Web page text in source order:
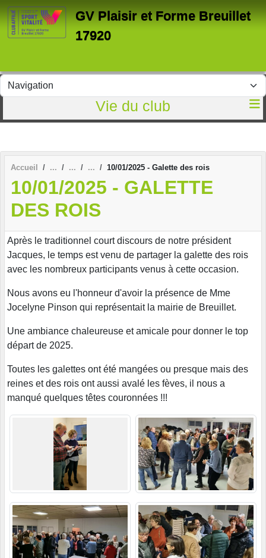
GV Plaisir et Forme Breuillet
17920
Vie du club
Accueil 10/01/2025 - Galette des rois
10/01/2025 - GALETTE
DES ROIS
Après le traditionnel court discours de notre président
Jacques, le temps est venu de partager la galette des rois
avec les nombreux participants venus à cette occasion.
Nous avons eu l'honneur d'avoir la présence de Mme
Jocelyne Pinson qui représentait la mairie de Breuillet.
Une ambiance chaleureuse et amicale pour donner le top
départ de 2025.
Toutes les galettes ont été mangées ou presque mais des
reines et des rois ont aussi avalé les fèves, il nous a
manqué quelques têtes couronnées !!!
Panneau de gestion des cookies